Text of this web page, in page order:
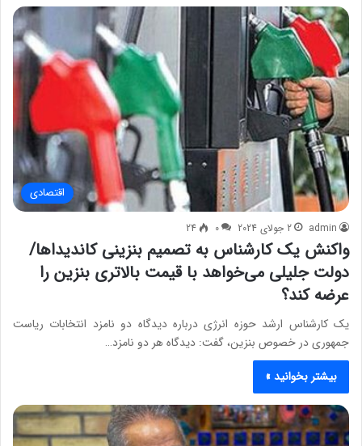
اقتصادی
admin 2 جولای 2024 0
24
واکنش یک کارشناس به تصمیم بنزینی کاندیداها/
دولت جلیلی می‌خواهد با قیمت بالاتری بنزین را
عرضه کند؟
یک کارشناس ارشد حوزه انرژی درباره دیدگاه دو نامزد انتخابات ریاست
جمهوری در خصوص بنزین، گفت: دیدگاه هر دو نامزد…
بیشتر بخوانید »